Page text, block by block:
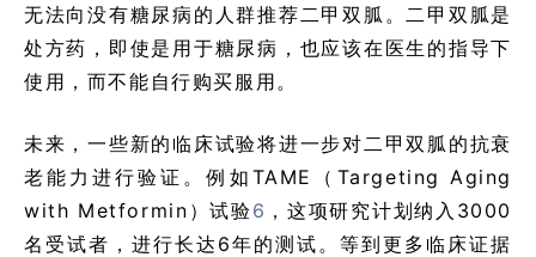
无法向没有糖尿病的人群推荐二甲双胍。二甲双胍是
处方药，即使是用于糖尿病，也应该在医生的指导下
使用，而不能自行购买服用。
未来，一些新的临床试验将进一步对二甲双胍的抗衰
老能力进行验证。例如TAME（Targeting Aging
with Metformin）试验6 ，这项研究计划纳入3000
名受试者，进行长达6年的测试。等到更多临床证据